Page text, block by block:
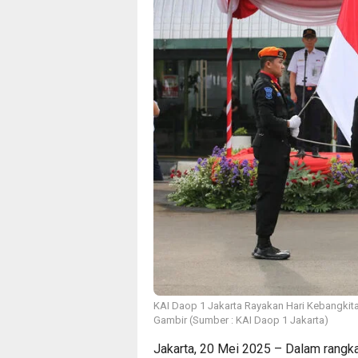
KAI Daop 1 Jakarta Rayakan Hari
Gambir (Sumber : KAI Daop 1 Jakarta)
Jakarta, 20 Mei 2025 – Dalam